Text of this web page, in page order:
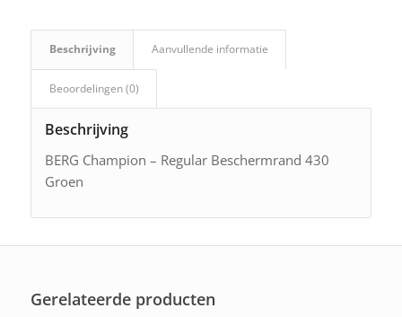
Beschrijving Aanvullende informatie
Beoordelingen (0)
Beschrijving
BERG Champion – Regular Beschermrand 430
Groen
Gerelateerde producten